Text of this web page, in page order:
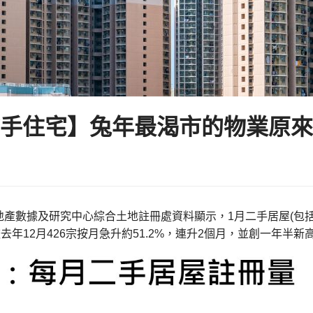
住宅】兔年最渴市的物業原
產數據及研究中心綜合土地註冊處資料顯示，1月二手居屋(包
年12月426宗按月急升約51.2%，連升2個月，並創一年半新